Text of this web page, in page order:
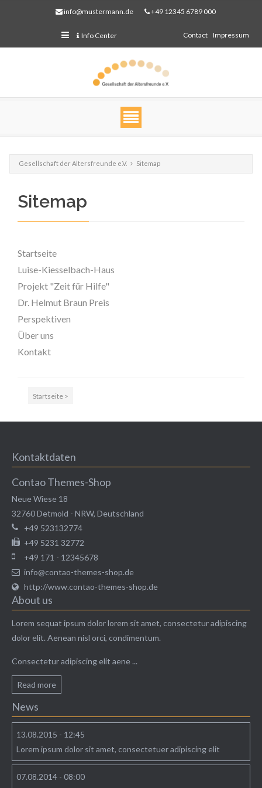
info@mustermann.de +49 12345 6789 000
Contact Impressum
Info Center
Gesellschaft der Altersfreunde e.V. Sitemap
Sitemap
Startseite
Luise-Kiesselbach-Haus
Projekt "Zeit für Hilfe"
Dr. Helmut Braun Preis
Perspektiven
Über uns
Kontakt
Startseite >
Kontaktdaten
Contao Themes-Shop
Neue Wiese 18
32760Detmold -NRW,Deutschland
+49 523132774
+49 5231 32772
+49 171 - 12345678
info@contao-themes-shop.de
http://www.contao-themes-shop.de
About us
Lorem sequat ipsum dolor lorem sit amet, consectetur adipiscing
dolor elit. Aenean nisl orci, condimentum.
Consectetur adipiscing elit aene ...
Read more
News
13.08.2015 - 12:45
Lorem ipsum dolor sit amet, consectetuer adipiscing elit
07.08.2014 - 08:00
elit. Aenean commodo ligula eget dolor.
Lorem ipsum dolor sit amet, consectetuer adipiscing
elit. Aenean commodo ligula eget dolor.
MEHR INFOS
Lorem ipsum dolor sit amet, consectetuer adipiscing
elit. Aenean commodo ligula eget dolor.
MEHR INFOS